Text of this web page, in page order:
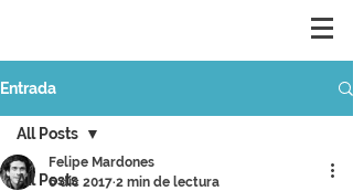
Entrada
All Posts
All Posts
Felipe Mardones
6 dic 2017 2 min de lectura